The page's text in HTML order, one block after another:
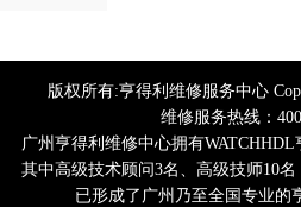
版权所有:亨得利维修服务中心
维修服务热线：
广州亨得利维修中心拥有WATCHHDL
其中高级技术顾问3名、高级技师10
已形成了广州乃至全国专业的